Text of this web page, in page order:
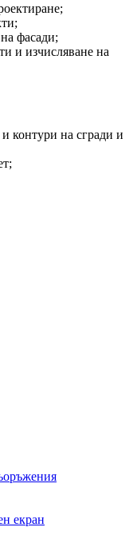
фасади;
и изчисляване на
контури на сгради и
екран